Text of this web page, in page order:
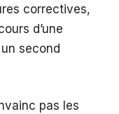
correctives,
d’une
second
pas les